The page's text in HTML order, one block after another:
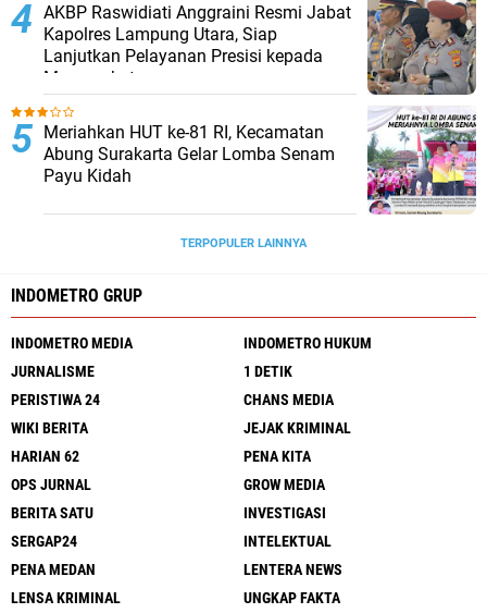
AKBP Raswidiati Anggraini Resmi Jabat
Kapolres Lampung Utara, Siap
Lanjutkan Pelayanan Presisi kepada
Masyarakat
Meriahkan HUT ke-81 RI, Kecamatan
Abung Surakarta Gelar Lomba Senam
Payu Kidah
TERPOPULER LAINNYA
INDOMETRO GRUP
INDOMETRO MEDIA
INDOMETRO HUKUM
JURNALISME
1 DETIK
PERISTIWA 24
CHANS MEDIA
WIKI BERITA
JEJAK KRIMINAL
HARIAN 62
PENA KITA
OPS JURNAL
GROW MEDIA
BERITA SATU
INVESTIGASI
SERGAP24
INTELEKTUAL
PENA MEDAN
LENTERA NEWS
LENSA KRIMINAL
UNGKAP FAKTA